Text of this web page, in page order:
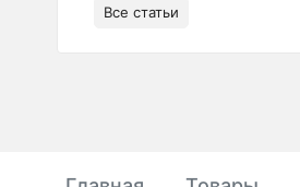
Все статьи